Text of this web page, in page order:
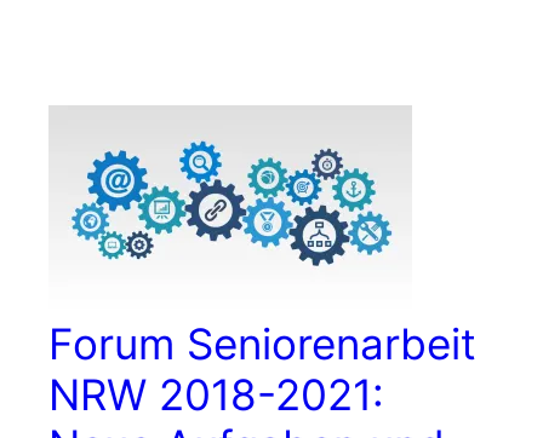
Forum Seniorenarbeit
NRW 2018-2021: